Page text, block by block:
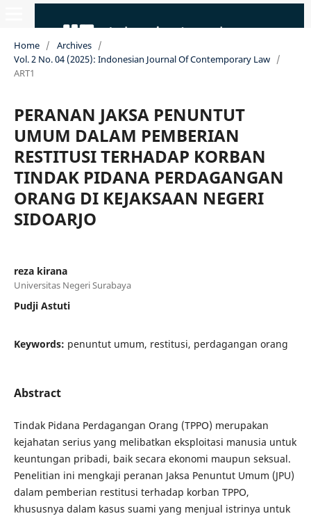
Home / Archives /
Vol. 2 No. 04 (2025): Indonesian Journal Of Contemporary Law /
ART1
PERANAN JAKSA PENUNTUT
UMUM DALAM PEMBERIAN
RESTITUSI TERHADAP KORBAN
TINDAK PIDANA PERDAGANGAN
ORANG DI KEJAKSAAN NEGERI
SIDOARJO
reza kirana
Universitas Negeri Surabaya
Pudji Astuti
Keywords: penuntut umum, restitusi, perdagangan orang
Abstract
Tindak Pidana Perdagangan Orang (TPPO) merupakan
kejahatan serius yang melibatkan eksploitasi manusia untuk
keuntungan pribadi, baik secara ekonomi maupun seksual.
Penelitian ini mengkaji peranan Jaksa Penuntut Umum (JPU)
dalam pemberian restitusi terhadap korban TPPO,
khususnya dalam kasus suami yang menjual istrinya untuk